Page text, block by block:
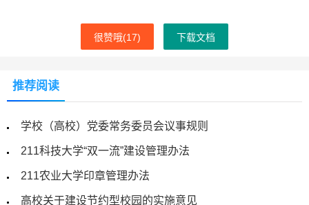
很赞哦(17) 下载文档
推荐阅读
学校（高校）党委常务委员会议事规则
211科技大学“双一流”建设管理办法
211农业大学印章管理办法
高校关于建设节约型校园的实施意见